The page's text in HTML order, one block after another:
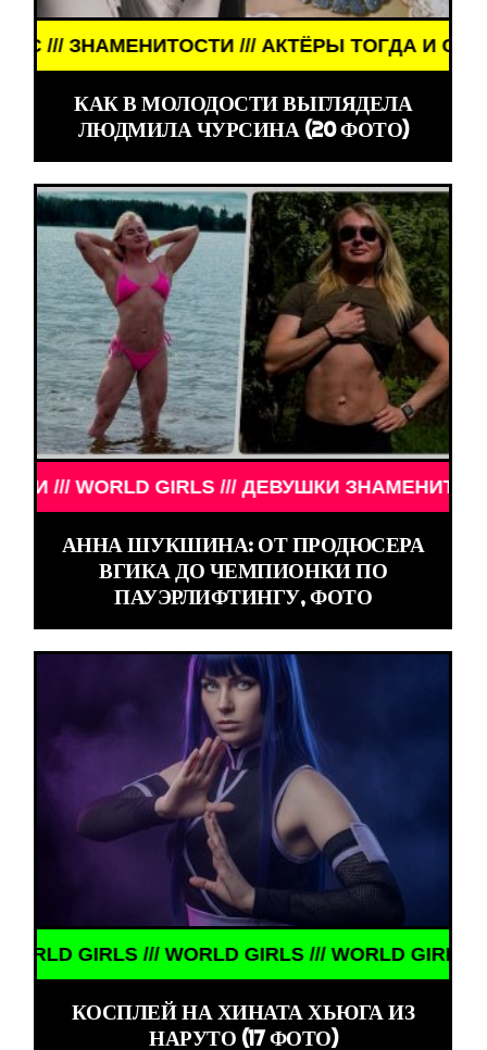
И СЕЙЧАС /// ЗНАМЕНИТОСТИ /// АКТЁРЫ
КАК В МОЛОДОСТИ ВЫГЛЯДЕЛА
ЛЮДМИЛА ЧУРСИНА (20 ФОТО)
/// WORLD GIRLS /// ДЕВУШКИ
АННА ШУКШИНА: ОТ ПРОДЮСЕРА
ВГИКА ДО ЧЕМПИОНКИ ПО
ПАУЭРЛИФТИНГУ, ФОТО
GIRLS /// WORLD GIRLS ///
КОСПЛЕЙ НА ХИНАТА ХЬЮГА ИЗ
НАРУТО (17 ФОТО)